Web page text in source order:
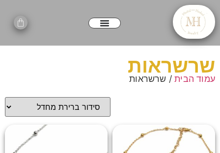
שרשראות
עמוד הבית/ שרשראות